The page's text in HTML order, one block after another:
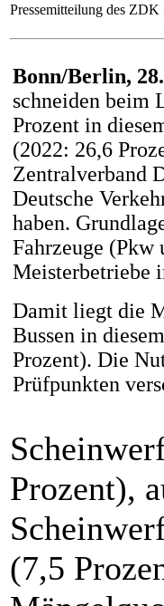
Pressemitteilung des
Bonn/Berlin,
schneiden beim
Prozent in
(2022: 26,6
Zentralverband
Deutsche
haben.
Fahrzeuge
Meisterbetriebe
Damit liegt die
Bussen in
Prozent). Die
Prüfpunkten
Prozent),
(7,5